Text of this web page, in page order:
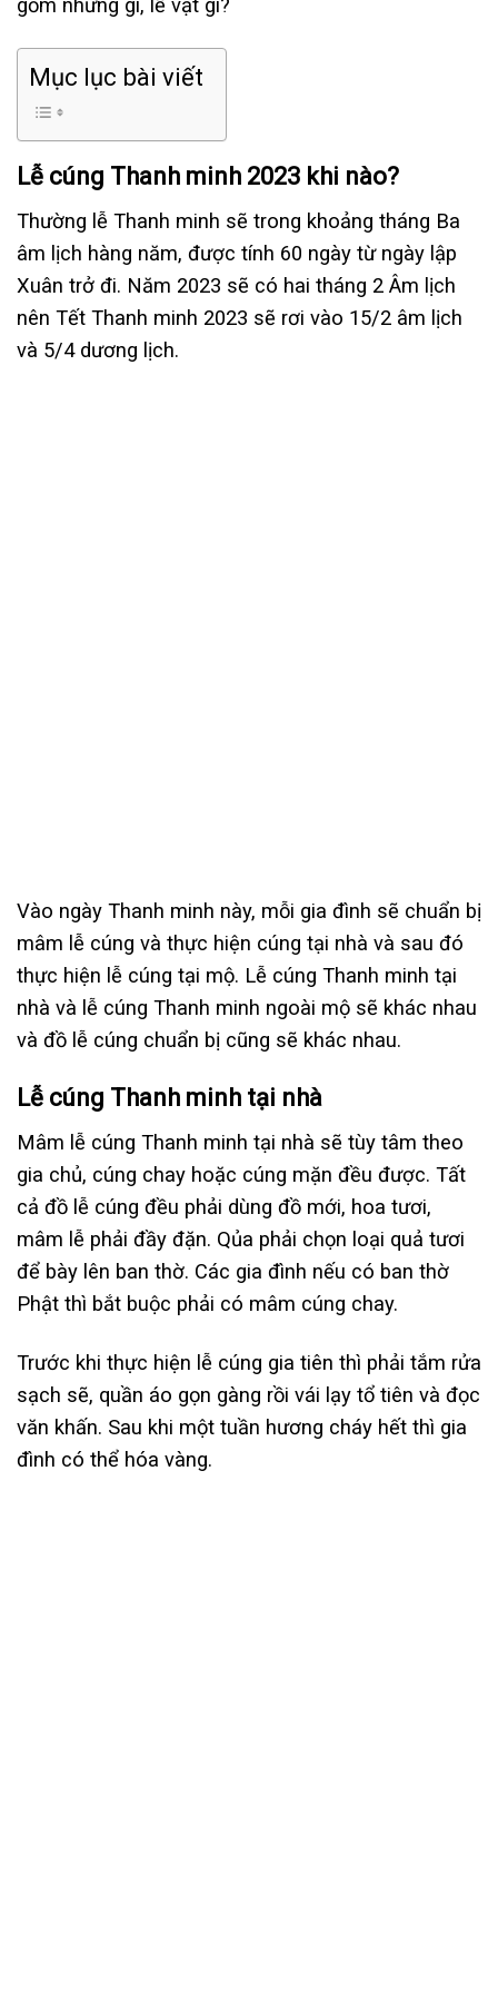
gồm những gì, lễ vật gì?
Mục lục bài viết
Lễ cúng Thanh minh 2023 khi nào?
Thường lễ Thanh minh sẽ trong khoảng tháng Ba
âm lịch hàng năm, được tính 60 ngày từ ngày lập
Xuân trở đi. Năm 2023 sẽ có hai tháng 2 Âm lịch
nên Tết Thanh minh 2023 sẽ rơi vào 15/2 âm lịch
và 5/4 dương lịch.
Vào ngày Thanh minh này, mỗi gia đình sẽ chuẩn bị
mâm lễ cúng và thực hiện cúng tại nhà và sau đó
thực hiện lễ cúng tại mộ. Lễ cúng Thanh minh tại
nhà và lễ cúng Thanh minh ngoài mộ sẽ khác nhau
và đồ lễ cúng chuẩn bị cũng sẽ khác nhau.
Lễ cúng Thanh minh tại nhà
Mâm lễ cúng Thanh minh tại nhà sẽ tùy tâm theo
gia chủ, cúng chay hoặc cúng mặn đều được. Tất
cả đồ lễ cúng đều phải dùng đồ mới, hoa tươi,
mâm lễ phải đầy đặn. Qủa phải chọn loại quả tươi
để bày lên ban thờ. Các gia đình nếu có ban thờ
Phật thì bắt buộc phải có mâm cúng chay.
Trước khi thực hiện lễ cúng gia tiên thì phải tắm rửa
sạch sẽ, quần áo gọn gàng rồi vái lạy tổ tiên và đọc
văn khấn. Sau khi một tuần hương cháy hết thì gia
đình có thể hóa vàng.